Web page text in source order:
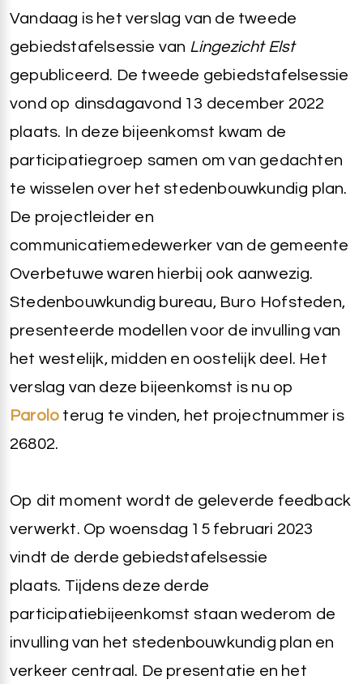
Vandaag is het verslag van de tweede
gebiedstafelsessie van Lingezicht Elst
gepubliceerd. De tweede gebiedstafelsessie
vond op dinsdagavond 13 december 2022
plaats. In deze bijeenkomst kwam de
participatiegroep samen om van gedachten
te wisselen over het stedenbouwkundig plan.
De projectleider en
communicatiemedewerker van de gemeente
Overbetuwe waren hierbij ook aanwezig.
Stedenbouwkundig bureau, Buro Hofsteden,
presenteerde modellen voor de invulling van
het westelijk, midden en oostelijk deel. Het
verslag van deze bijeenkomst is nu op
Parolo terug te vinden, het projectnummer is
26802.
Op dit moment wordt de geleverde feedback
verwerkt. Op woensdag 15 februari 2023
vindt de derde gebiedstafelsessie
plaats. Tijdens deze derde
participatiebijeenkomst staan wederom de
invulling van het stedenbouwkundig plan en
verkeer centraal. De presentatie en het